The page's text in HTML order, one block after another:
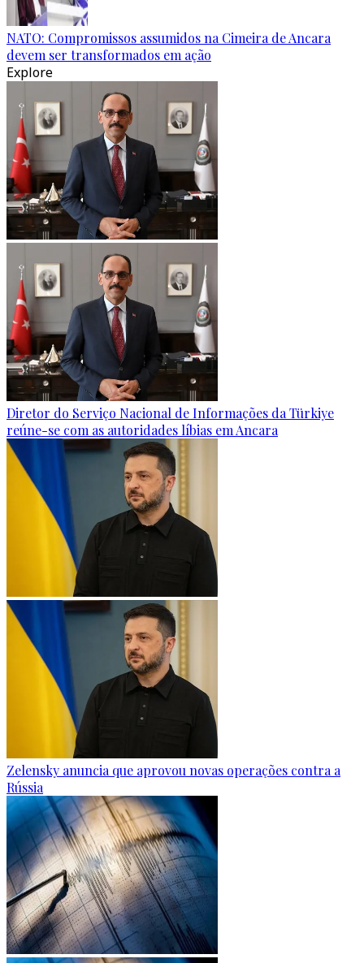
NATO: Compromissos assumidos na Cimeira de Ancara
devem ser transformados em ação
Explore
Diretor do Serviço Nacional de Informações da Türkiye
reúne-se com as autoridades líbias em Ancara
Zelensky anuncia que aprovou novas operações contra a
Rússia